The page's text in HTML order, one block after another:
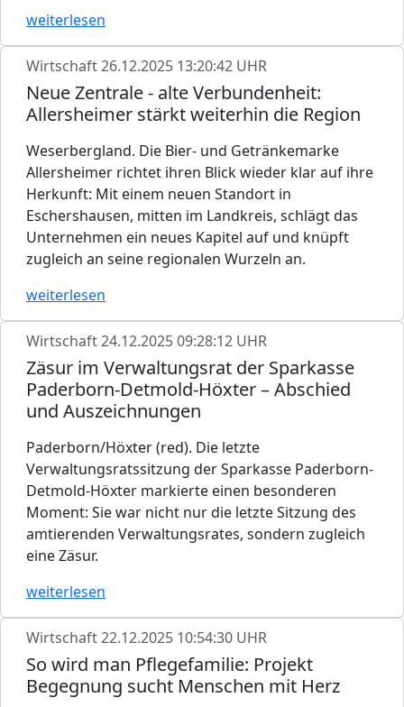
weiterlesen
Wirtschaft26.12.2025 13:20:42 UHR
Neue Zentrale - alte Verbundenheit:
Allersheimer stärkt weiterhin die Region
Weserbergland. Die Bier- und Getränkemarke
Allersheimer richtet ihren Blick wieder klar auf ihre
Herkunft: Mit einem neuen Standort in
Eschershausen, mitten im Landkreis, schlägt das
Unternehmen ein neues Kapitel auf und knüpft
zugleich an seine regionalen Wurzeln an.
weiterlesen
Wirtschaft24.12.2025 09:28:12 UHR
Zäsur im Verwaltungsrat der Sparkasse
Paderborn-Detmold-Höxter – Abschied
und Auszeichnungen
Paderborn/Höxter (red). Die letzte
Verwaltungsratssitzung der Sparkasse Paderborn-
Detmold-Höxter markierte einen besonderen
Moment: Sie war nicht nur die letzte Sitzung des
amtierenden Verwaltungsrates, sondern zugleich
eine Zäsur.
weiterlesen
Wirtschaft22.12.2025 10:54:30 UHR
So wird man Pflegefamilie: Projekt
Begegnung sucht Menschen mit Herz